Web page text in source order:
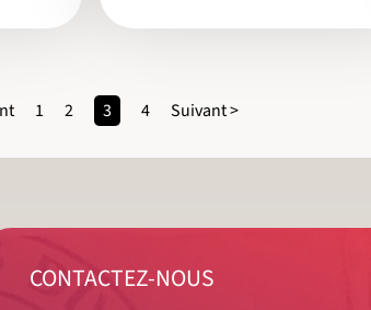
1 2 3 4 Suivant >
CONTACTEZ-NOUS